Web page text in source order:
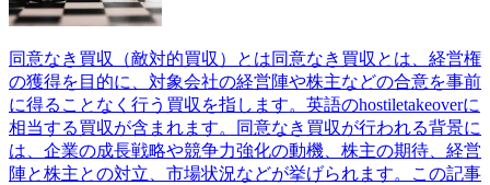
同意なき買収（敵対的買収）とは同意なき買収とは、経営権
の獲得を目的に、対象会社の経営陣や株主などの合意を事前
に得ることなく行う買収を指します。英語のhostiletakeoverに
相当する買収が含まれます。同意なき買収が行われる背景に
は、企業の成長戦略や競争力強化の動機、株主の期待、経営
陣と株主との対立、市場状況などが挙げられます。この記事